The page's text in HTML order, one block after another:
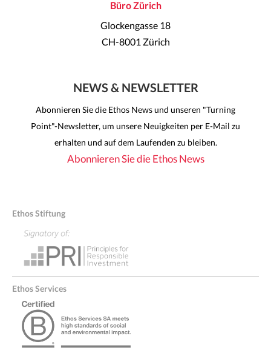
Büro Zürich
Glockengasse 18
CH-8001 Zürich
NEWS & NEWSLETTER
Abonnieren Sie die Ethos News und unseren "Turning
Point"-Newsletter, um unsere Neuigkeiten per E-Mail zu
erhalten und auf dem Laufenden zu bleiben.
Abonnieren Sie die Ethos News
Ethos Stiftung
Ethos Services